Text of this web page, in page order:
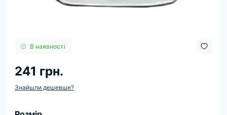
В наявності
241 грн.
Знайшли дешевше?